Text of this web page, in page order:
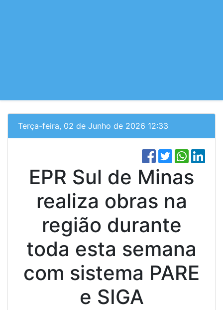
Terça-feira, 02 de Junho de 2026 12:33
EPR Sul de Minas
realiza obras na
região durante
toda esta semana
com sistema PARE
e SIGA